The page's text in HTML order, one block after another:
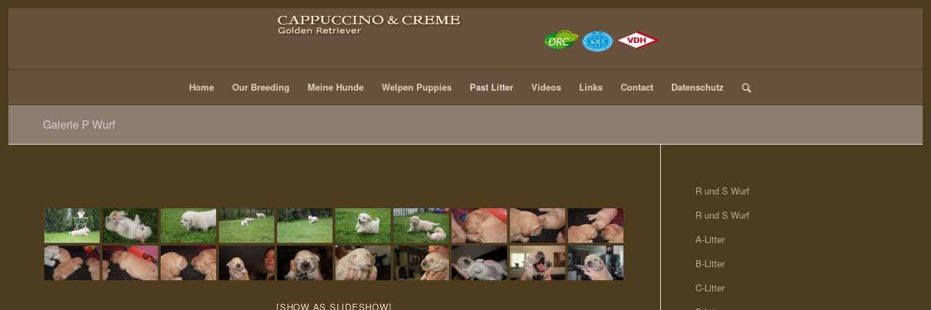
Home Our Breeding Meine Hunde Welpen Puppies Past Litter Videos Links Contact Datenschutz
Galerie P Wurf
[SHOW AS SLIDESHOW]
R und S Wurf
R und S Wurf
A-Litter
B-Litter
C-Litter